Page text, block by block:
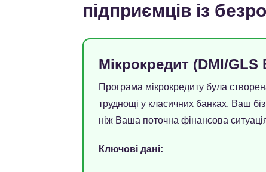
підприємців із
Мікрокредит (DMI/GLS
Програма мікрокредиту була
труднощі у класичних банках. Ваш
ніж Ваша поточна фінансова
Ключові дані: